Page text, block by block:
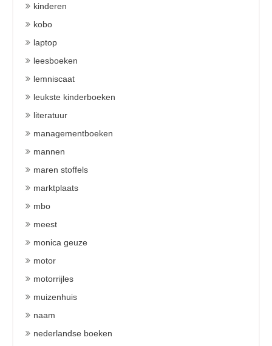
kinderen
kobo
laptop
leesboeken
lemniscaat
leukste kinderboeken
literatuur
managementboeken
mannen
maren stoffels
marktplaats
mbo
meest
monica geuze
motor
motorrijles
muizenhuis
naam
nederlandse boeken